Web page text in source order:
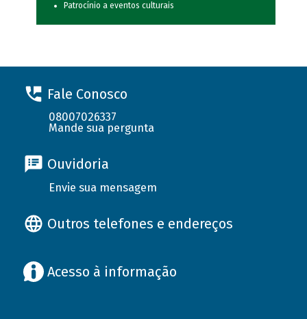
Patrocínio a eventos culturais
Fale Conosco
08007026337
Mande sua pergunta
Ouvidoria
Envie sua mensagem
Outros telefones e endereços
Acesso à informação